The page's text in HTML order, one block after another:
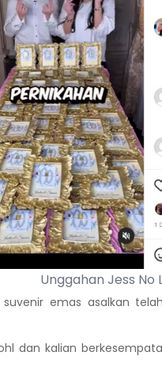
Unggahan Jess
emas asalkan
dan kalian